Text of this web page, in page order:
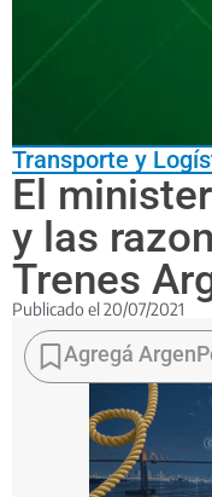
Transporte y
El
y las
Trenes
Publicado el 20/07/2021
Destacó
que
en
semestre
Agregá